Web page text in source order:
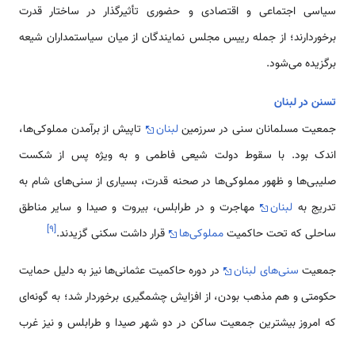
سیاسی اجتماعی و اقتصادی و حضوری تأثیرگذار در ساختار قدرت
برخوردارند؛ از جمله رییس مجلس نمایندگان از میان سیاستمداران شیعه
برگزیده می‌شود.
تسنن در لبنان
جمعیت مسلمانان سنی در سرزمینلبنان
تاپیش از برآمدن مملوکی‌ها،
اندک بود. با سقوط دولت شیعی فاطمی‌ و به ویژه پس از شکست
صلیبی‌ها و ظهور مملوکی‌ها در صحنه قدرت، بسیاری از سنی‌های شام به
تدریج به لبنان
مهاجرت و در طرابلس، بیروت و صیدا و سایر مناطق
ساحلی که تحت حاکمیتمملوکی‌ها قرار داشت سکنی گزیدند.[۹]
جمعیت‌ سنی‌های‌ لبنان
در دوره حاکمیت عثمانی‌ها نیز به دلیل حمایت
حکومتی و هم مذهب بودن، از افزایش چشمگیری برخوردار شد؛ به گونه‌ای
که امروز بیشترین جمعیت ساکن در دو شهر صیدا و طرابلس و نیز غرب